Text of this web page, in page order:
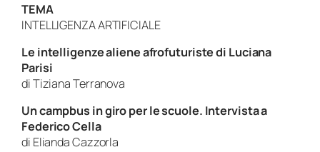
TEMA
INTELLIGENZA ARTIFICIALE
Le intelligenze aliene afrofuturiste di Luciana
Parisi
diTiziana Terranova
Un campbus in giro per le scuole. Intervista a
Federico Cella
di Elianda Cazzorla